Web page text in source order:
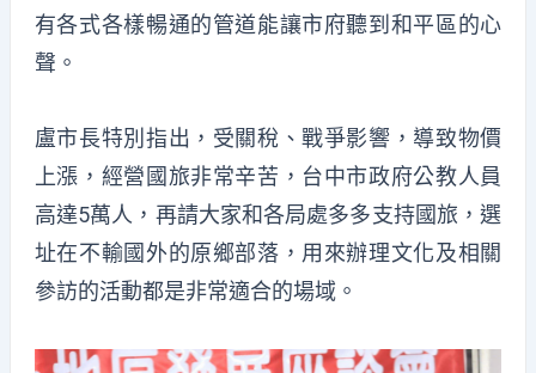
有各式各樣暢通的管道能讓市府聽到和平區的心
聲。
盧市長特別指出，受關稅、戰爭影響，導致物價
上漲，經營國旅非常辛苦，台中市政府公教人員
高達5萬人，再請大家和各局處多多支持國旅，選
址在不輸國外的原鄉部落，用來辦理文化及相關
參訪的活動都是非常適合的場域。